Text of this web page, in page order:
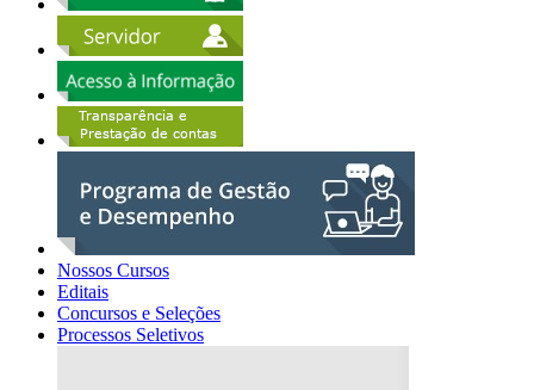
Nossos Cursos
Editais
Concursos e Seleções
Processos Seletivos